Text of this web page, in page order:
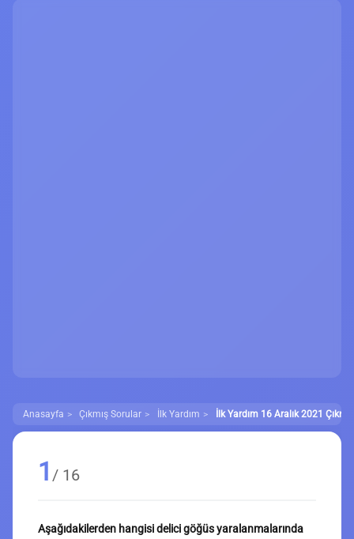
Anasayfa Çıkmış Sorular İlk Yardım İlk Yardım 16 Aralık 2021
1 / 16
Aşağıdakilerden hangisi delici göğüs yaralanmalarında